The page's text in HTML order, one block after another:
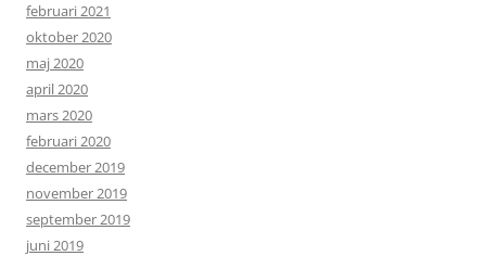
februari 2021
oktober 2020
maj 2020
april 2020
mars 2020
februari 2020
december 2019
november 2019
september 2019
juni 2019